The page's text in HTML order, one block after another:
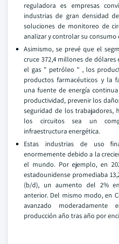
reguladora es empresas
industrias de gran densidad
soluciones de monitoreo de
analizar y controlar su consumo
Asimismo, se prevé que el
cruce 372,4 millones de dólares
el gas " petróleo " , los
productos farmacéuticos y la
una fuente de energía
productividad, prevenir los
seguridad de los trabajadores,
los circuitos sea un
infraestructura energética.
Estas industrias de uso
enormemente debido a la
el mundo. Por ejemplo, en
estadounidense promediaba
(b/d), un aumento del 2%
anterior. Del mismo modo, en
avanzado
producción año tras año por